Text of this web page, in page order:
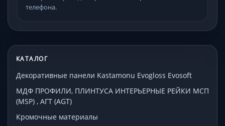
телефона.
КАТАЛОГ
Декоративные панели Kastamonu Evogloss Evosoft
МДФ ПРОФИЛИ, ПЛИНТУСА ИНТЕРЬЕРНЫЕ РЕЙКИ МСП
(MSP) , АГТ (AGT)
Кромочные материалы